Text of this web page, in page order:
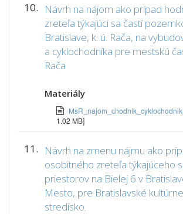
10.
Návrh na nájom ako prípad
zreteľa týkajúci sa častí
Bratislave, k. ú. Rača, na
a cyklochodníka pre mestskú
Rača
Materiály
1.02 MB]
11.
Návrh na zmenu nájmu ako
osobitného zreteľa týkajúceho
priestorov na Bielej 6 v
Mesto, pre Bratislavské
stredisko.